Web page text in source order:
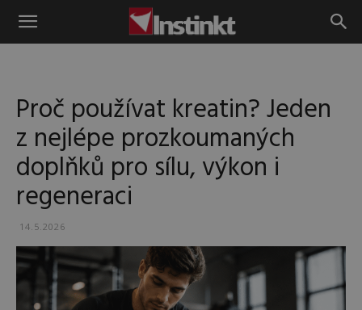
Instinkt
Proč používat kreatin? Jeden
z nejlépe prozkoumaných
doplňků pro sílu, výkon i
regeneraci
14.5.2026